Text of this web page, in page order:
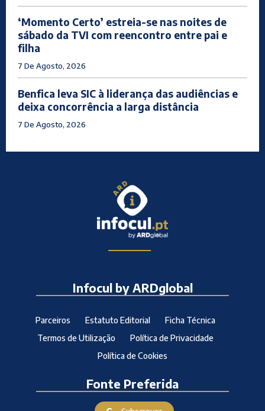
‘Momento Certo’ estreia-se nas noites de
sábado da TVI com reencontro entre pai e
filha
7 De Agosto, 2026
Benfica leva SIC à liderança das audiências e
deixa concorrência a larga distância
7 De Agosto, 2026
Infocul by ARDglobal
Parceiros Estatuto Editorial
Ficha Técnica
Termos de Utilização
Política de Privacidade
Política de Cookies
Fonte Preferida